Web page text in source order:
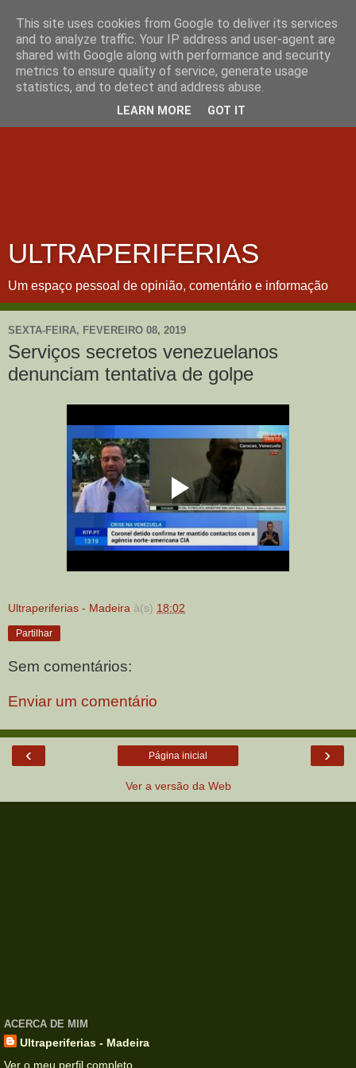
ULTRAPERIFERIAS
Um espaço pessoal de opinião, comentário e informação
SEXTA-FEIRA, FEVEREIRO 08, 2019
Serviços secretos venezuelanos
denunciam tentativa de golpe
Ultraperiferias - Madeira à(s) 18:02
Partilhar
Sem comentários:
Enviar um comentário
‹ ›
Página inicial
Ver a versão da Web
ACERCA DE MIM
Ultraperiferias - Madeira
Ver o meu perfil completo
This site uses cookies from Google to deliver its services
and to analyze traffic. Your IP address and user-agent are
shared with Google along with performance and security
metrics to ensure quality of service, generate usage
statistics, and to detect and address abuse.
LEARN MORE GOT IT